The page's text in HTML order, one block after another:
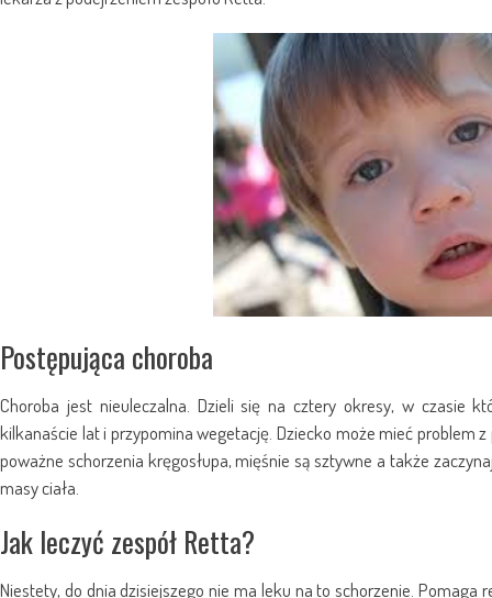
Postępująca choroba
Choroba jest nieuleczalna. Dzieli się na cztery okresy, w czasie
kilkanaście lat i przypomina wegetację. Dziecko może mieć problem
poważne schorzenia kręgosłupa, mięśnie są sztywne a także
masy ciała.
Jak leczyć zespół Retta?
Niestety, do dnia dzisiejszego nie ma leku na to schorzenie. Pomaga